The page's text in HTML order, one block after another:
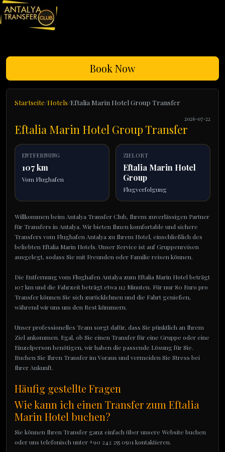
Book Now
Startseite Hotels Eftalia Marin Hotel Group Transfer
2026-07-22
Eftalia Marin Hotel Group Transfer
ENTFERNUNG
107 km
Vom Flughafen
ZIELORT
Eftalia Marin Hotel
Group
Flugverfolgung
Willkommen beim Antalya Transfer Club, Ihrem zuverlässigen Partner
für Transfers in Antalya. Wir bieten Ihnen komfortable und sichere
Transfers vom Flughafen Antalya zu Ihrem Hotel, einschließlich des
beliebten Eftalia Marin Hotels. Unser Service ist auf Gruppenreisen
ausgelegt, sodass Sie mit Freunden oder Familie reisen können.
Die Entfernung vom Flughafen Antalya zum Eftalia Marin Hotel beträgt
107 km und die Fahrzeit beträgt etwa 112 Minuten. Für nur 80 Euro pro
Transfer können Sie sich zurücklehnen und die Fahrt genießen,
während wir uns um den Rest kümmern.
Unser professionelles Team sorgt dafür, dass Sie pünktlich an Ihrem
Ziel ankommen. Egal, ob Sie einen Transfer für eine Gruppe oder eine
Einzelperson benötigen, wir haben die passende Lösung für Sie.
Buchen Sie Ihren Transfer im Voraus und vermeiden Sie Stress bei
Ihrer Ankunft.
Häufig gestellte Fragen
Wie kann ich einen Transfer zum Eftalia
Marin Hotel buchen?
Sie können Ihren Transfer ganz einfach über unsere Website buchen
oder uns telefonisch unter +90 242 255 0501 kontaktieren.